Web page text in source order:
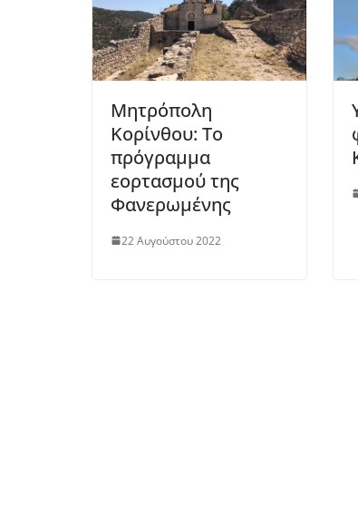
Μητρόπολη
Κορίνθου: Το
πρόγραμμα
εορτασμού της
Φανερωμένης
22 Αυγούστου 2022